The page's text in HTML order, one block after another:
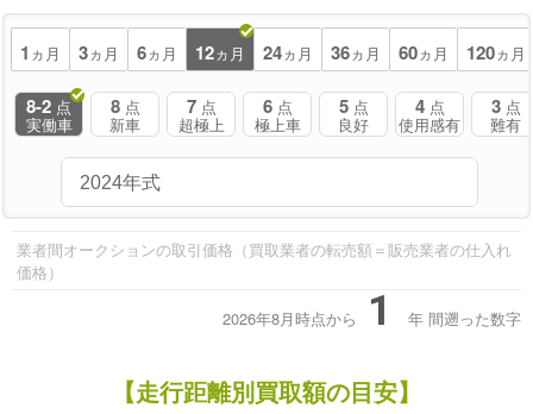
1 ヵ月 3ヵ月 6ヵ月 12ヵ月 24ヵ月 36ヵ月 60ヵ月 120ヵ月
8-2 点
実働車
8 点
新車
7 点
超極上
6 点
極上車
5 点
良好
4 点
使用感有
3 点
難有
業者間オークションの取引価格（買取業者の転売額＝販売業者の仕入れ
価格）
2026年8月時点から 1 年 間遡った数字
【走行距離別買取額の目安】